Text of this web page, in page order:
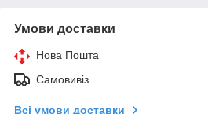
Умови доставки
Нова Пошта
Самовивіз
Всі умови доставки